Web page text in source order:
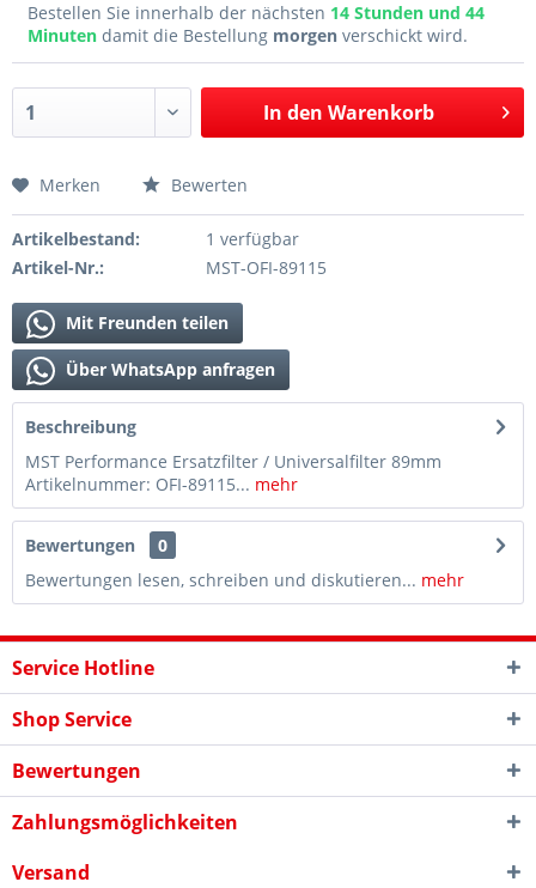
Bestellen Sie innerhalb der nächsten 14 Stunden und 44
Minuten damit die Bestellung morgen verschickt wird.
In den Warenkorb
Merken Bewerten
Artikelbestand:
1 verfügbar
Artikel-Nr.:
MST-OFI-89115
Mit Freunden teilen
Über WhatsApp anfragen
Beschreibung
MST Performance Ersatzfilter / Universalfilter 89mm
Artikelnummer: OFI-89115... mehr
Bewertungen
0
Bewertungen lesen, schreiben und diskutieren... mehr
Service Hotline
Shop Service
Bewertungen
Zahlungsmöglichkeiten
Versand